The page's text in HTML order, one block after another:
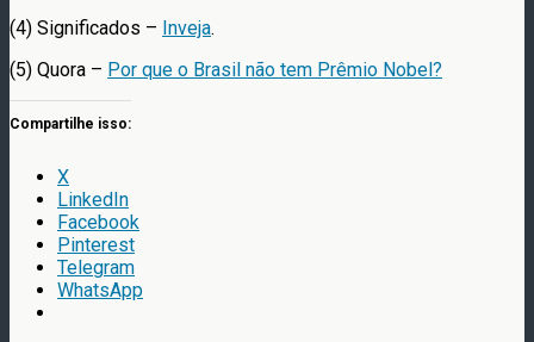
(4) Significados – Inveja.
(5) Quora – Por que o Brasil não tem Prêmio Nobel?
Compartilhe isso:
X
LinkedIn
Facebook
Pinterest
Telegram
WhatsApp